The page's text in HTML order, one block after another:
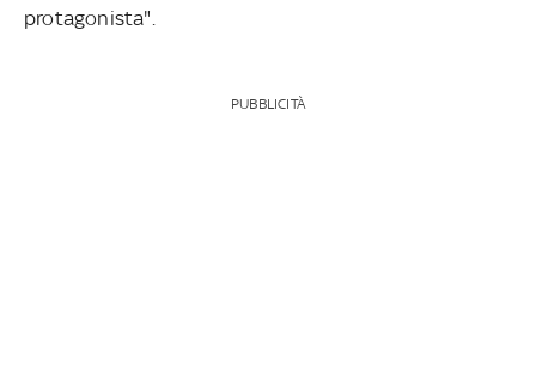
protagonista".
PUBBLICITÀ